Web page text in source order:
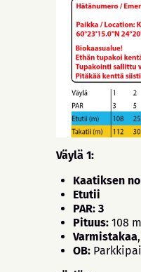
Väylä 1:
Kaatiksen
Etutii
PAR: 3
Pituus: 108 m
Varmistakaa
OB: